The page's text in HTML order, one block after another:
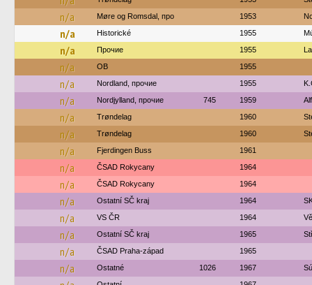
n/a Møre og Romsdal, про 1953
n/a Historické 1955
n/a Прочие 1955
n/a OB 1955
n/a Nordland, прочие 1955
n/a Nordjylland, прочие 745 1959
n/a Trøndelag 1960
n/a Trøndelag 1960
n/a Fjerdingen Buss 1961
n/a ČSAD Rokycany 1964
n/a ČSAD Rokycany 1964
n/a Ostatní SČ kraj 1964
n/a VS ČR 1964
n/a Ostatní SČ kraj 1965
n/a ČSAD Praha-západ 1965
n/a Ostatné 1026 1967